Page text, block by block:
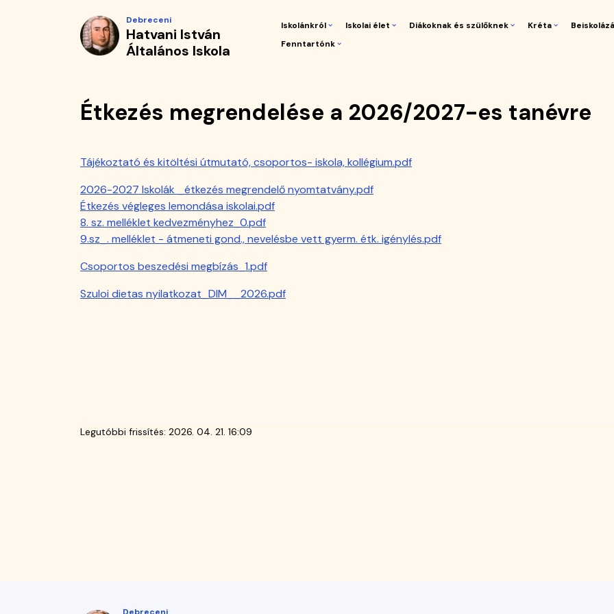
megrendelése
2026/2027-
tanévre
Hatvani
Általános
Debreceni
Hatvani István
Általános Iskola
Fő
Iskolánkról Iskolai élet Diákoknak és szülőknek Kréta
Fenntartónk
Étkezés megrendelése a 2026/2027-es tanévre
Tájékoztató és kitöltési útmutató, csoportos- iskola, kollégium.pdf
2026-2027 Iskolák _étkezés megrendelő nyomtatvány.pdf
Étkezés végleges lemondása iskolai.pdf
8. sz. melléklet kedvezményhez_0.pdf
9.sz_. melléklet - átmeneti gond., nevelésbe vett gyerm. étk. igénylés.pdf
Csoportos beszedési megbízás_1.pdf
Szuloi dietas nyilatkozat_DIM__2026.pdf
Legutóbbi frissítés: 2026. 04. 21. 16:09